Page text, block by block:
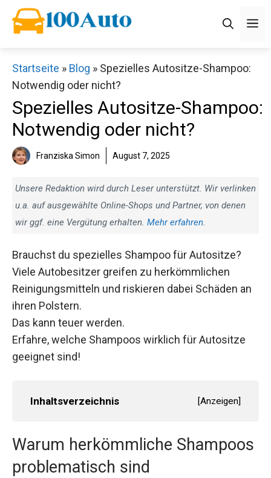
Zum
Inhalt
Startseite » Blog » Spezielles Autositze-Shampoo:
Notwendig oder nicht?
Spezielles Autositze-Shampoo:
Notwendig oder nicht?
Franziska Simon August 7, 2025
Unsere Redaktion wird durch Leser unterstützt. Wir verlinken
u.a. auf ausgewählte Online-Shops und Partner, von denen
wir ggf. eine Vergütung erhalten. Mehr erfahren.
Brauchst du spezielles Shampoo für Autositze?
Viele Autobesitzer greifen zu herkömmlichen
Reinigungsmitteln und riskieren dabei Schäden an
ihren Polstern.
Das kann teuer werden.
Erfahre, welche Shampoos wirklich für Autositze
geeignet sind!
Inhaltsverzeichnis [Anzeigen]
Warum herkömmliche Shampoos
problematisch sind